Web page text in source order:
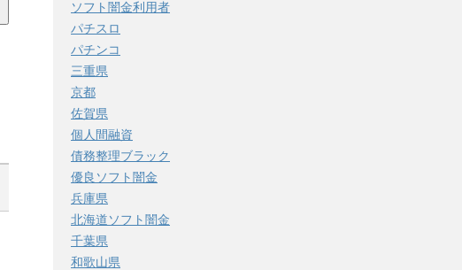
ソフト闇金利用者
パチスロ
パチンコ
三重県
京都
佐賀県
個人間融資
債務整理ブラック
優良ソフト闇金
兵庫県
北海道ソフト闇金
千葉県
和歌山県